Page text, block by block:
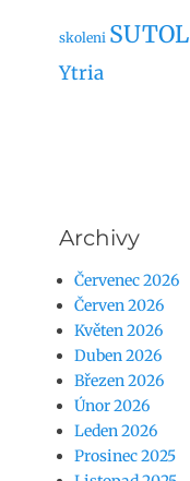
skoleni SUTOL
Ytria
Archivy
Červenec 2026
Červen 2026
Květen 2026
Duben 2026
Březen 2026
Únor 2026
Leden 2026
Prosinec 2025